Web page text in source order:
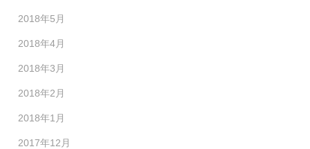
2018年5月
2018年4月
2018年3月
2018年2月
2018年1月
2017年12月